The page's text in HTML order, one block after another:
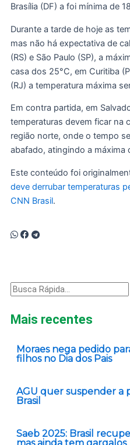
Brasília (DF) a foi mínima de
Durante a tarde de hoje as
mas não há expectativa de
(RS) e São Paulo (SP), a
casa dos 25°C, em Curitiba
(RJ) a temperatura máxima
Em contra partida, em
temperaturas devem ficar na
região norte, onde o tempo
abafado, atingindo a máxima
Este conteúdo foi
deve derrubar temperaturas
CNN Brasil.
Pesquisar
Mais recentes
Moraes nega pedido
filhos no Dia dos Pais
AGU quer suspender a
Brasil
Saeb 2025: Brasil